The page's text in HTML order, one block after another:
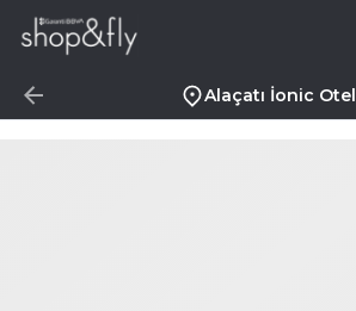
Alaçatı İonic Otel